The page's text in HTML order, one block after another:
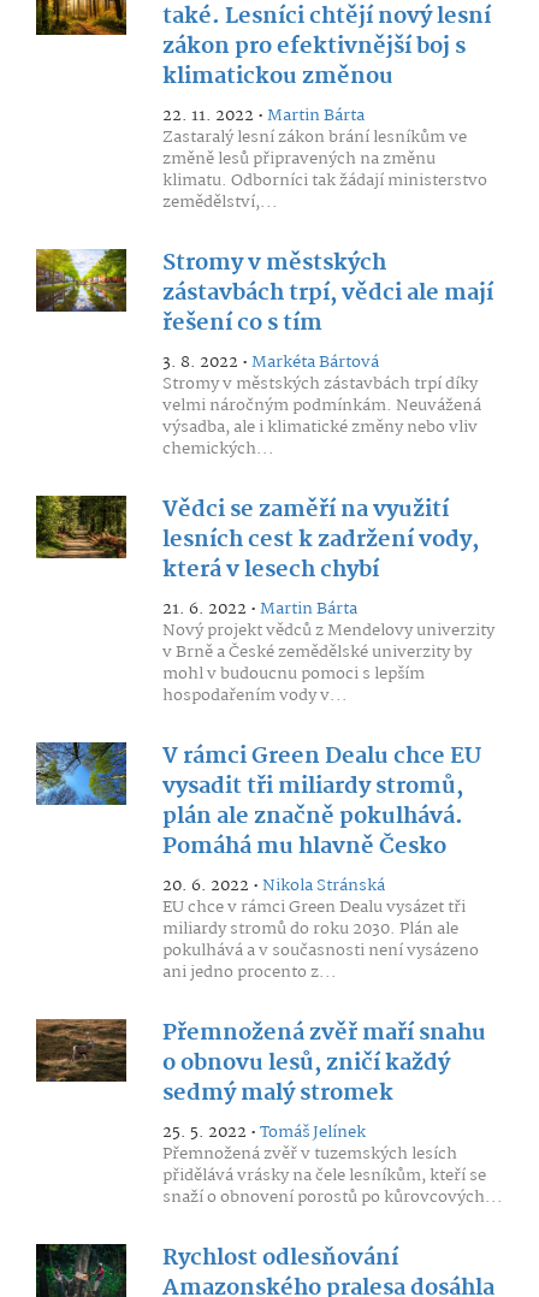
také. Lesníci chtějí nový lesní
zákon pro efektivnější boj s
klimatickou změnou
22. 11. 2022 •Martin Bárta
Zastaralý lesní zákon brání lesníkům ve
změně lesů připravených na změnu
klimatu. Odborníci tak žádají ministerstvo
zemědělství,...
Stromy v městských
zástavbách trpí, vědci ale mají
řešení co s tím
3. 8. 2022 •Markéta Bártová
Stromy v městských zástavbách trpí díky
velmi náročným podmínkám. Neuvážená
výsadba, ale i klimatické změny nebo vliv
chemických...
Vědci se zaměří na využití
lesních cest k zadržení vody,
která v lesech chybí
21. 6. 2022 •Martin Bárta
Nový projekt vědců z Mendelovy univerzity
v Brně a České zemědělské univerzity by
mohl v budoucnu pomoci s lepším
hospodařením vody v...
V rámci Green Dealu chce EU
vysadit tři miliardy stromů,
plán ale značně pokulhává.
Pomáhá mu hlavně Česko
20. 6. 2022 •Nikola Stránská
EU chce v rámci Green Dealu vysázet tři
miliardy stromů do roku 2030. Plán ale
pokulhává a v současnosti není vysázeno
ani jedno procento z...
Přemnožená zvěř maří snahu
o obnovu lesů, zničí každý
sedmý malý stromek
25. 5. 2022 •Tomáš Jelínek
Přemnožená zvěř v tuzemských lesích
přidělává vrásky na čele lesníkům, kteří se
snaží o obnovení porostů po kůrovcových...
Rychlost odlesňování
Amazonského pralesa dosáhla